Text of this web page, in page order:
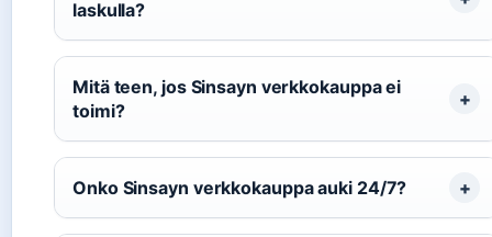
laskulla?
Mitä teen, jos Sinsayn verkkokauppa ei
toimi?
Onko Sinsayn verkkokauppa auki 24/7?